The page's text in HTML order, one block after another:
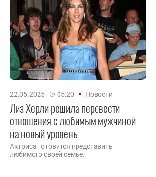
22.05.2025 05:20 Новости
Лиз Херли решила перевести
отношения с любимым мужчиной
на новый уровень
Актриса готовится представить
любимого своей семье.